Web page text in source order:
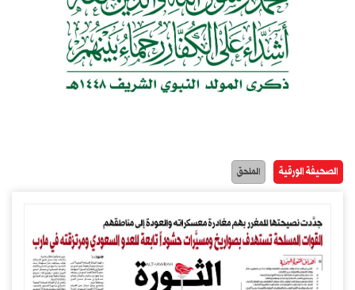
الصحيفة الورقية الملحق